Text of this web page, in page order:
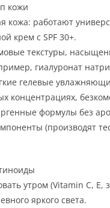
кожи
кожа: работают
крем с SPF 30+.
текстуры,
гиалуронат
гелевые
концентрациях,
формулы без
(производят
утром (Vitamin C, E,
яркого света.